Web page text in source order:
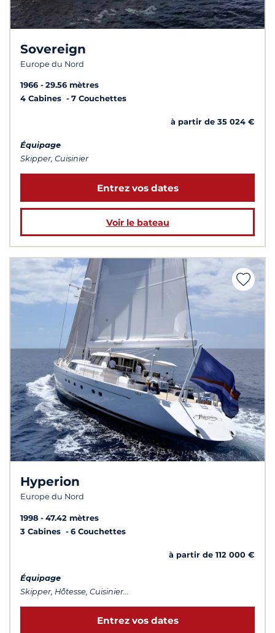
Sovereign
Europe du Nord
1966
29.56 mètres
4 Cabines
7 Couchettes
à partir de 35 024 €
Équipage
Skipper, Cuisinier
Entrez vos dates
Voir le bateau
Hyperion
Europe du Nord
1998
47.42 mètres
3 Cabines
6 Couchettes
à partir de 112 000 €
Équipage
Skipper, Hôtesse, Cuisinier...
Entrez vos dates